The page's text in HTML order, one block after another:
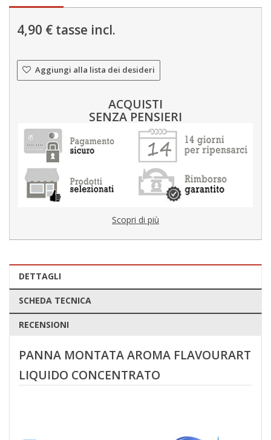
4,90 € tasse incl.
Aggiungi alla lista dei desideri
ACQUISTI
SENZA PENSIERI
Scopri di più
DETTAGLI
SCHEDA TECNICA
RECENSIONI
PANNA MONTATA AROMA FLAVOURART
LIQUIDO CONCENTRATO